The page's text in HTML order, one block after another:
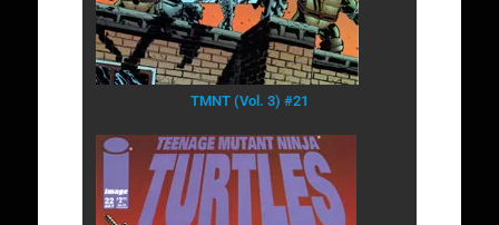
TMNT (Vol. 3) #21